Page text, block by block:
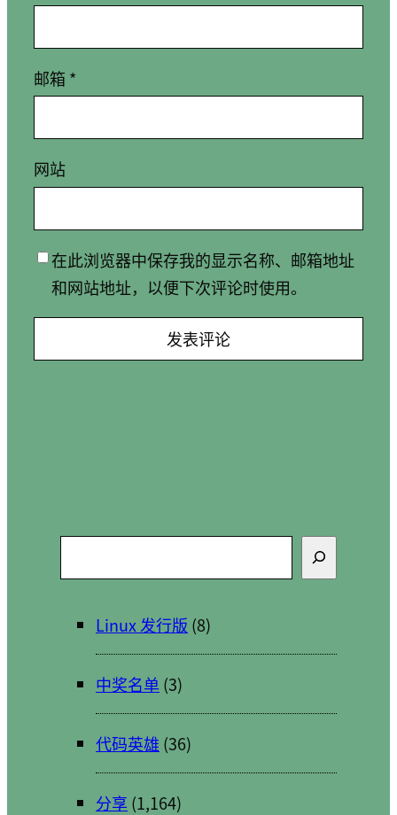
邮箱 *
网站
在此浏览器中保存我的显示名称、邮箱地址
和网站地址，以便下次评论时使用。
索
Linux 发行版 (8)
中奖名单 (3)
代码英雄 (36)
分享 (1,164)